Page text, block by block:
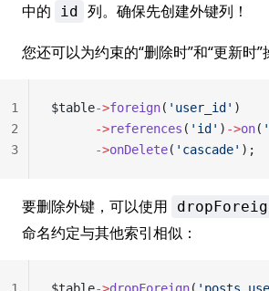
中的
id 列。确保先创建外键列！
您还可以为约束的“删除时”和“更新时”
$table->foreign( 'user_id' )
      ->
references ( 'id' ) ->on(
      ->
onDelete( 'cascade' );
1
2
3
要删除外键，可以使用
命名约定与其他索引相似：